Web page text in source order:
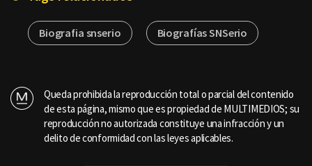
Biografia snserio Biografías SNSerio
Queda prohibida la reproducción total o parcial del contenido
de esta página, mismo que es propiedad de MULTIMEDIOS; su
reproducción no autorizada constituye una infracción y un
delito de conformidad con las leyes aplicables.